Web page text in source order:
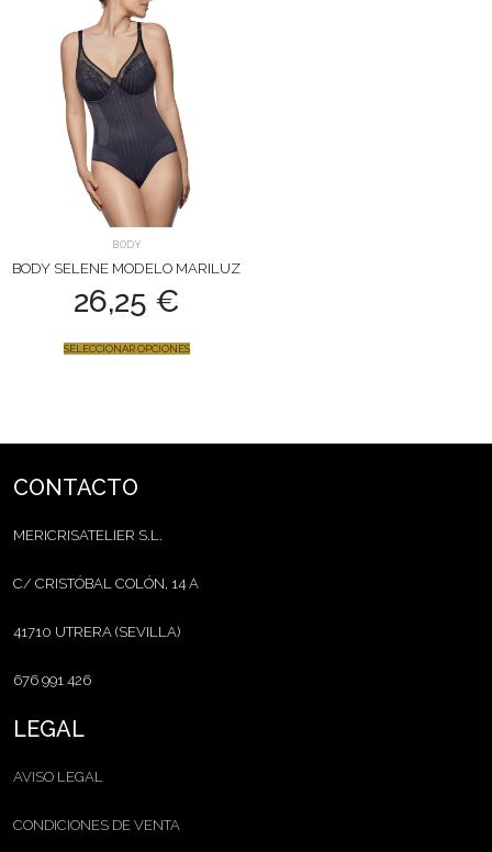
BODY
BODY SELENE MODELO MARILUZ
26,25 €
SELECCIONAR OPCIONES
CONTACTO
MERICRISATELIER S.L.
C/ CRISTÓBAL COLÓN, 14 A
41710 UTRERA (SEVILLA)
676 991 426
LEGAL
AVISO LEGAL
CONDICIONES DE VENTA